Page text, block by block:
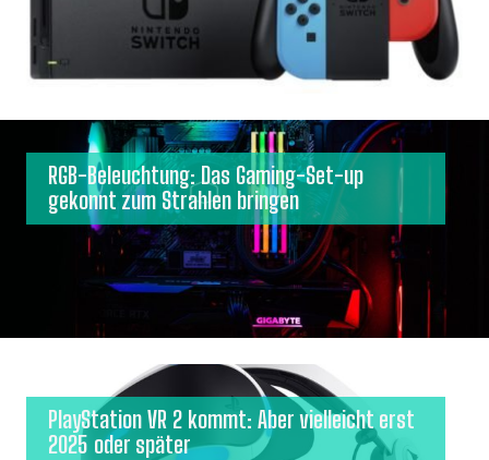
RGB-Beleuchtung: Das Gaming-Set-up
gekonnt zum Strahlen bringen
PlayStation VR 2 kommt: Aber vielleicht erst
2025 oder später